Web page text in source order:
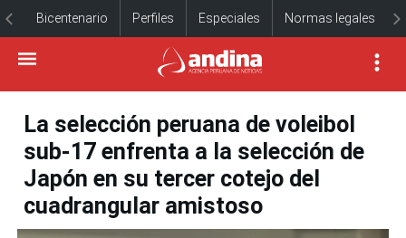
Bicentenario Perfiles Especiales Normas legales
La selección peruana de voleibol
sub-17 enfrenta a la selección de
Japón en su tercer cotejo del
cuadrangular amistoso